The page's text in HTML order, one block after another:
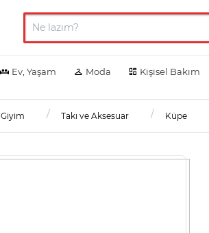
Ev, Yaşam Moda Kişisel Bakım
Giyim Takı ve Aksesuar Küpe